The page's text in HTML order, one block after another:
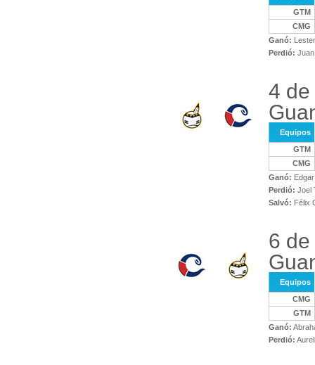
GTM
CMG
Ganó:
Perdió:
4
Equipos
GTM
CMG
Ganó:
Perdió: Joel
Salvó: Félix
6
Equipos
CMG
GTM
Ganó:
Perdió: